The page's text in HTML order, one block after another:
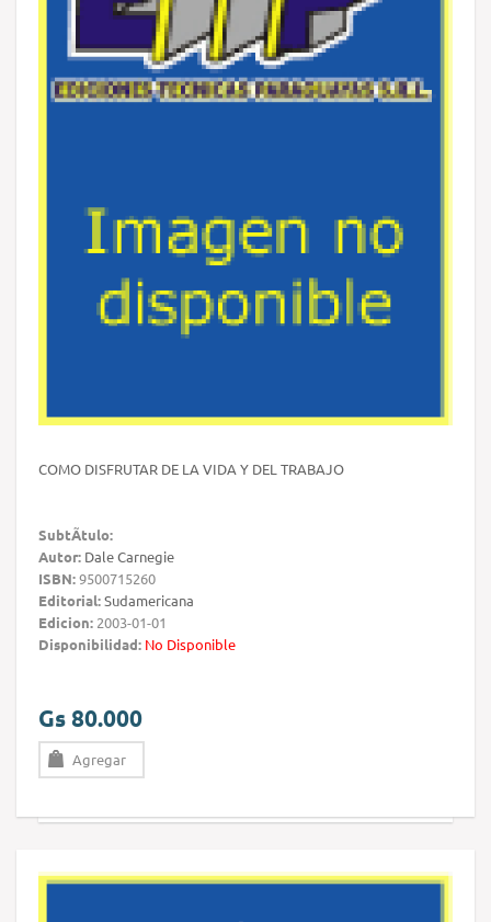
COMO DISFRUTAR DE LA VIDA Y DEL TRABAJO
SubtÃ­tulo:
Autor: Dale Carnegie
ISBN:9500715260
Editorial:Sudamericana
Edicion: 2003-01-01
Disponibilidad: No Disponible
Gs 80.000
Agregar